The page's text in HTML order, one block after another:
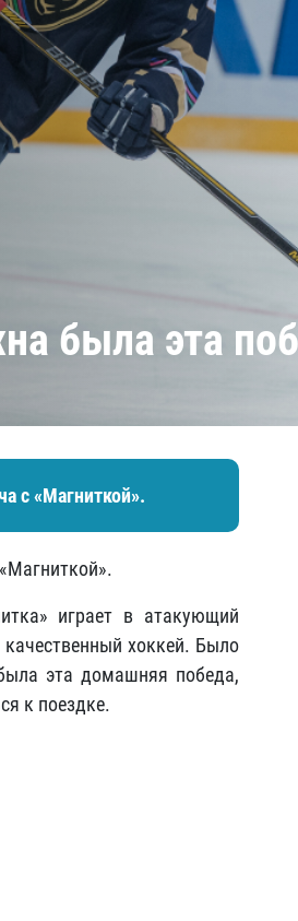
была эта
с «Магниткой».
играет в атакующий
хоккей. Было
эта домашняя победа,
к поездке.